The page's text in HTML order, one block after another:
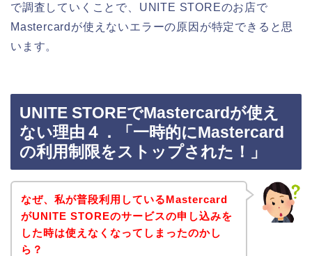
で調査していくことで、UNITE STOREのお店で
Mastercardが使えないエラーの原因が特定できると思
います。
UNITE STOREでMastercardが使え
ない理由４．「一時的にMastercard
の利用制限をストップされた！」
なぜ、私が普段利用しているMastercard
がUNITE STOREのサービスの申し込みを
した時は使えなくなってしまったのかし
ら？